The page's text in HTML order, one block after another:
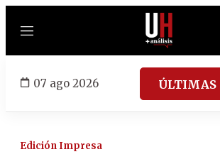
Menú
07 ago 2026 ÚLTIMAS
Edición Impresa